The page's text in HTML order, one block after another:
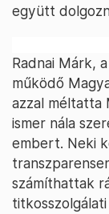
együtt
Radnai Márk,
működő
azzal méltatta
ismer nála
embert. Neki
számíthattak